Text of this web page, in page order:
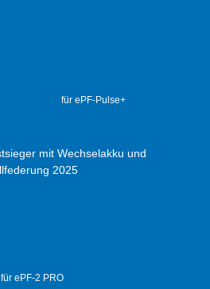
für ePF-Pulse+
für ePF-2 PRO